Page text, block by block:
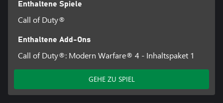
Enthaltene Spiele
Call of Duty®
Enthaltene Add-Ons
Call of Duty®: Modern Warfare® 4 - Inhaltspaket 1
GEHE ZU SPIEL